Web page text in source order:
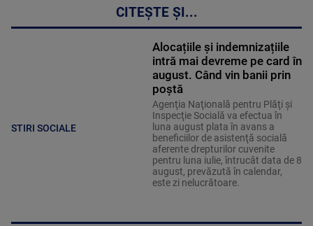
CITEȘTE ȘI...
STIRI SOCIALE
Alocațiile și indemnizațiile
intră mai devreme pe card în
august. Când vin banii prin
poștă
Agenţia Naţională pentru Plăţi şi
Inspecţie Socială va efectua în
luna august plata în avans a
beneficiilor de asistenţă socială
aferente drepturilor cuvenite
pentru luna iulie, întrucât data de 8
august, prevăzută în calendar,
este zi nelucrătoare.